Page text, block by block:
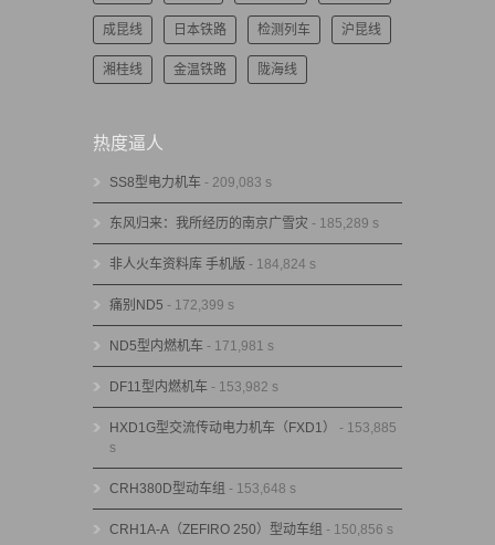
成昆线 日本铁路 检测列车 沪昆线
湘桂线 金温铁路 陇海线
热度逼人
SS8型电力机车 - 209,083 s
东风归来：我所经历的南京广雪灾 - 185,289 s
非人火车资料库 手机版 - 184,824 s
痛别ND5 - 172,399 s
ND5型内燃机车 - 171,981 s
DF11型内燃机车 - 153,982 s
HXD1G型交流传动电力机车（FXD1）
- 153,885
s
CRH380D型动车组 - 153,648 s
CRH1A-A（ZEFIRO 250）型动车组 - 150,856 s